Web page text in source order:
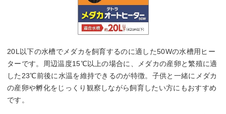
20L以下の水槽でメダカを飼育するのに適した50Wの水槽用ヒー
ターです。周辺温度15℃以上の場合に、メダカの産卵と繁殖に適
した23℃前後に水温を維持できるのが特徴。子供と一緒にメダカ
の産卵や孵化をじっくり観察しながら飼育したい方にもおすすめ
です。